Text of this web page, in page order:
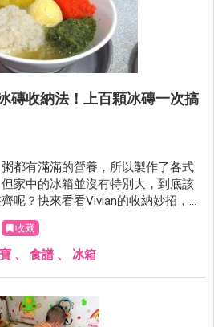
磚收納法！上百顆冰磚一次搞
都有滿滿的營養，所以製作了各式
家中的冰箱並沒有特別大，到底該
呢？快來看看Vivian的收納妙招，
讓拿取冰磚時更方便優雅喔！
收藏
、 食譜 、 冰箱